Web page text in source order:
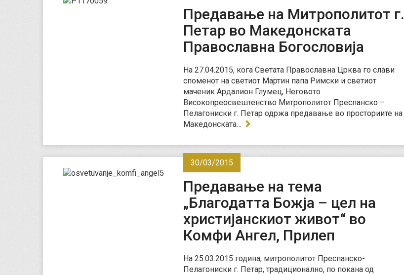
Предавање на Митрополитот г.
Петар во Македонската
Православна Богословија
На 27.04.2015, кога Светата Православна Црква го слави
споменот на светиот Мартин папа Римски и светиот
маченик Ардалион Глумец, Неговото
Високопреосвештенство Митрополитот Преспанско –
Пелагониски г. Петар одржа предавање во просториите на
Македонската…
30/03/2015
Предавање на тема
„Благодатта Божја – цел на
христијанскиот живот“ во
Комфи Ангел, Прилеп
На 25.03.2015 година, митрополитот Преспанско-
Пелагониски г. Петар, традиционално, по покана од